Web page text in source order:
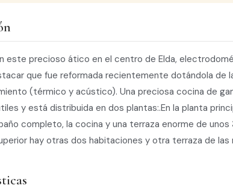
este precioso ático en el centro de Elda,
que fue reformada recientemente dotándola de
(térmico y acústico). Una preciosa cocina de
y está distribuida en dos plantas:.En la planta
completo, la cocina y una terraza enorme de
hay otras dos habitaciones y otra terraza de las